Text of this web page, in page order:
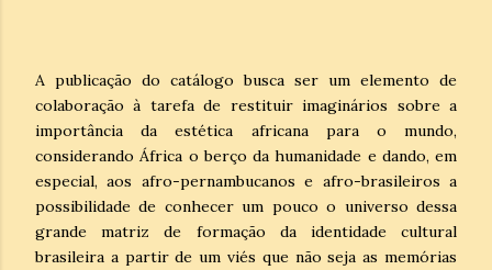
A publicação do catálogo busca ser um elemento de
colaboração à tarefa de restituir imaginários sobre a
importância da estética africana para o mundo,
considerando África o berço da humanidade e dando, em
especial, aos afro-pernambucanos e afro-brasileiros a
possibilidade de conhecer um pouco o universo dessa
grande matriz de formação da identidade cultural
brasileira a partir de um viés que não seja as memórias